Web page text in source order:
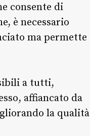
consente di
è necessario
ma permette
a tutti,
affiancato da
la qualità